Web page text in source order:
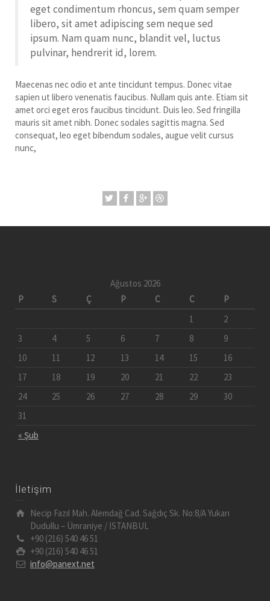
eget condimentum rhoncus, sem quam semper
libero, sit amet adipiscing sem neque sed
ipsum. Nam quam nunc, blandit vel, luctus
pulvinar, hendrerit id, lorem.
Maecenas nec odio et ante tincidunt tempus. Donec vitae
sapien ut libero venenatis faucibus. Nullam quis ante. Etiam sit
amet orci eget eros faucibus tincidunt. Duis leo. Sed fringilla
mauris sit amet nibh. Donec sodales sagittis magna. Sed
consequat, leo eget bibendum sodales, augue velit cursus
nunc,
Ağustos 2026
P
S Ç P C C P
« Şub
1
2
3
4 5 6 7 8
9
10
11 12 13 14 15
16
17
18 19 20 21 22
23
24
25 26 27 28 29
30
31
İletişim
Necip Fazıl Mah. Alemdağ Cad. Sağdıç Sk. No:8/A Yukarı
Dudullu – Ümraniye / İSTANBUL
+90 (216) 540 46 51
+90 (216) 540 46 51
info@panext.net